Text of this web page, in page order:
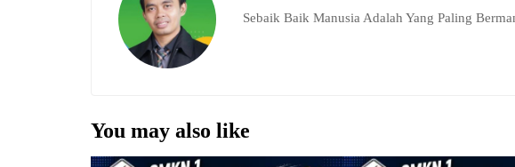
Sebaik Baik Manusia Adalah Yang Paling
You may also like